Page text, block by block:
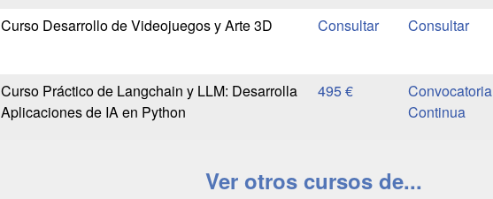
Curso Desarrollo de Videojuegos y Arte 3D
Curso Práctico de Langchain y LLM: Desarrolla
Aplicaciones de IA en Python
495 €
Convocatoria
Continua
Ver otros cursos de...